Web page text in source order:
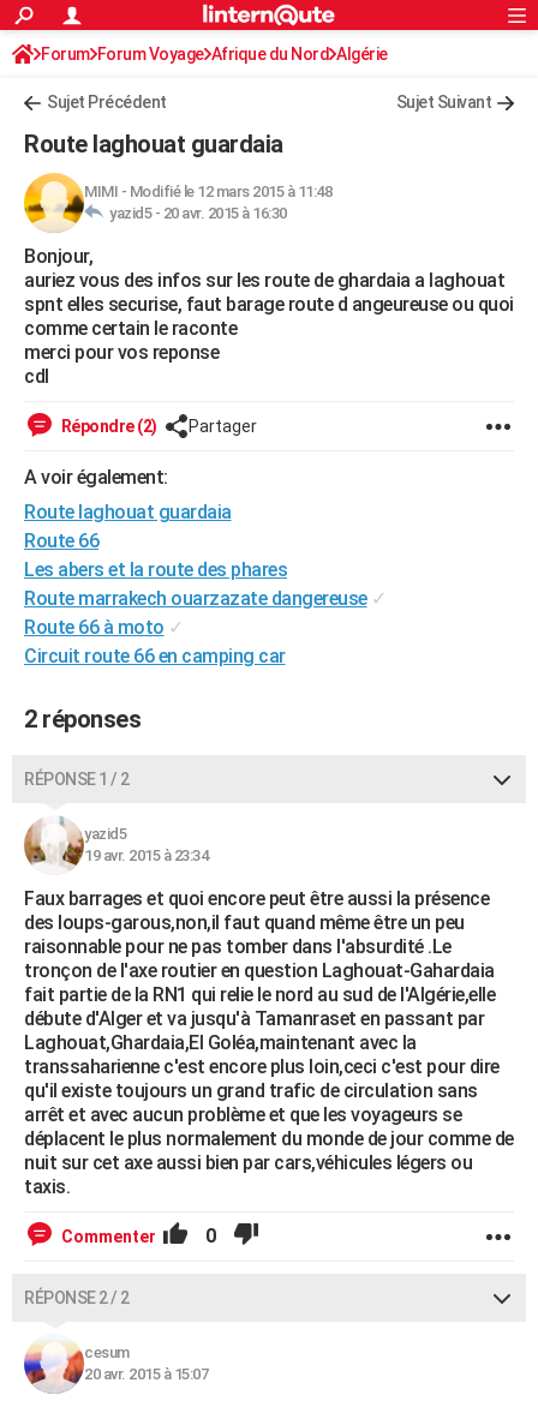
ACTUALITÉS
Politique
Société
Faits Divers
Education
Monde
Villes
+
FINANCE
Retraite
Impôts
Epargne
Immobilier
Risques naturels par ville
Banque
Assurance
Crédit
AUTO
Essais
Réserver un essai
Citadines
Berlines
SUV
Forum auto
+HIGH-TECH
Mobiles
Meilleur smartphone
Internet
Ordinateurs
Jeux vidéo
Guide high-tech
+BRICOLAGE
Forum
Aménagement intérieur
Extérieur
Cuisine
Salle de bains
Jardinage
Rangement
WEEK-END
Guides de France
Escapades
Patrimoine
Expositions
Musées
Week-end nature
LIFESTYLE
SANTE
Alimentation
Guide de la santé
Maladies
Médicaments
Sommeil
VOYAGE
Destinations
City break
Voyage nature
Voyage de noces
Forum
Climat
+PHOTO
GUIDES D'ACHAT
BONS PLANS
CARTE DE VOEUX
COPAINS D'AVANT
S'inscrire
Se connecter
Lycées
Collèges
Primaires
Universités
Entreprises
Service militaire
Avis de recherche
AVIS DE DÉCÈS
FORUM
Bricolage
Lifestyle
Culture
Sport
Auto
Television
Voyage
Cinema
S'inscrire
Connexion
Forum Forum Voyage Afrique du Nord Algérie
Sujet Précédent Sujet Suivant
Route laghouat guardaia
MIMI - Modifié le 12 mars 2015 à 11:48
yazid5 - 20 avr. 2015 à 16:30
Bonjour,
auriez vous des infos sur les route de ghardaia a laghouat
spnt elles securise, faut barage route d angeureuse ou quoi
comme certain le raconte
merci pour vos reponse
cdl
Répondre (2) Partager
A voir également:
Route laghouat guardaia
Route 66
Les abers et la route des phares
Route marrakech ouarzazate dangereuse ✓
Route 66 à moto ✓
Circuit route 66 en camping car
2 réponses
RÉPONSE 1 / 2
yazid5
19 avr. 2015 à 23:34
Faux barrages et quoi encore peut être aussi la présence
des loups-garous,non,il faut quand même être un peu
raisonnable pour ne pas tomber dans l'absurdité .Le
tronçon de l'axe routier en question Laghouat-Gahardaia
fait partie de la RN1 qui relie le nord au sud de l'Algérie,elle
débute d'Alger et va jusqu'à Tamanraset en passant par
Laghouat,Ghardaia,El Goléa,maintenant avec la
transsaharienne c'est encore plus loin,ceci c'est pour dire
qu'il existe toujours un grand trafic de circulation sans
arrêt et avec aucun problème et que les voyageurs se
déplacent le plus normalement du monde de jour comme de
nuit sur cet axe aussi bien par cars,véhicules légers ou
taxis.
Commenter 0
RÉPONSE 2 / 2
cesum
20 avr. 2015 à 15:07